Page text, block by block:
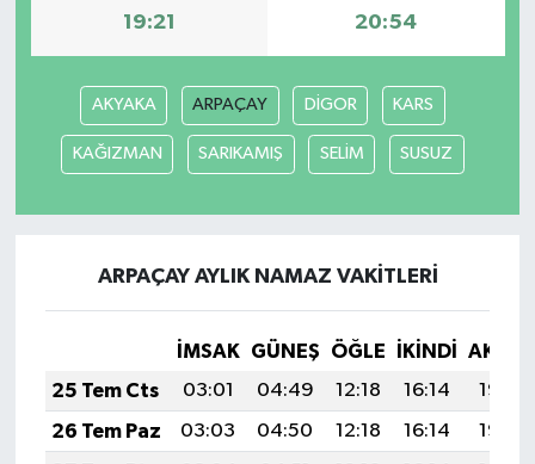
19:21 20:54
AKYAKA ARPAÇAY DİGOR KARS
KAĞIZMAN SARIKAMIŞ SELİM SUSUZ
ARPAÇAY AYLIK NAMAZ VAKITLERI
İMSAK GÜNEŞ ÖĞLE İKINDI
25 Tem Cts
03:01 04:49 12:18 16:14
19:37
26 Tem Paz
03:03 04:50 12:18 16:14
19:36